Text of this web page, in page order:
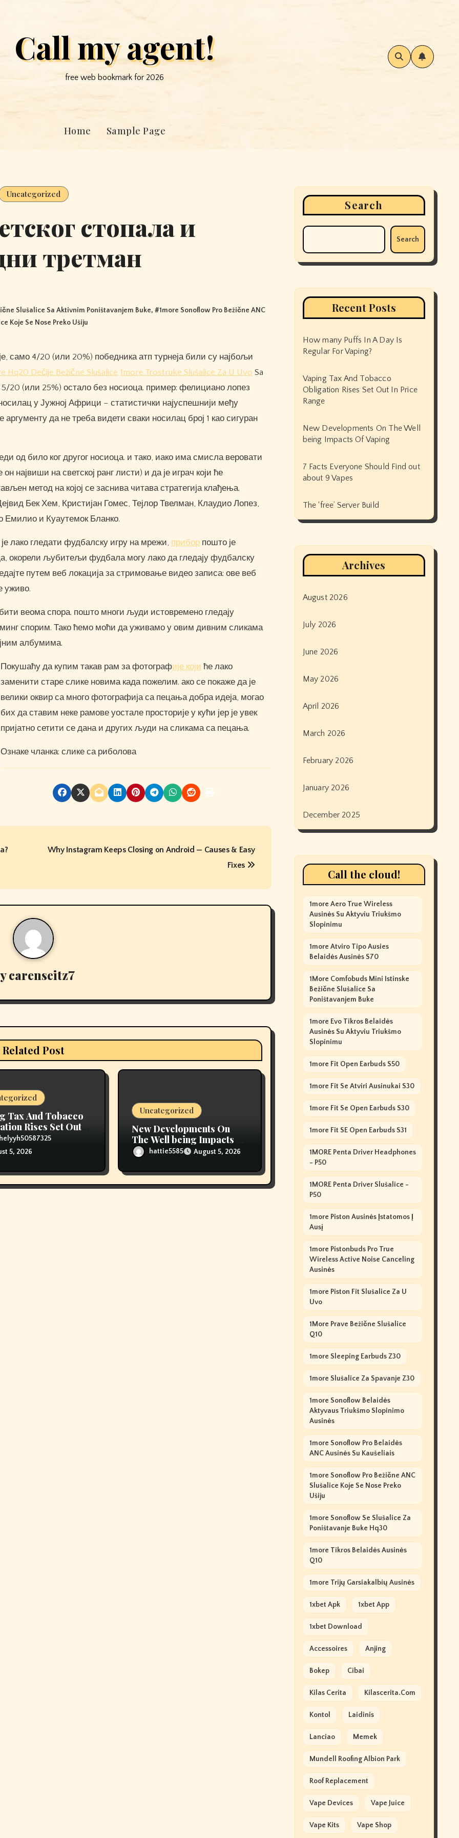
Call my agent!
free web bookmark for 2026
Home Sample Page
Uncategorized
стопала и
третман
Slušalice Sa Aktivnim Poništavanjem Buke, #1more Sonoflow Pro Bežične ANC
Koje Se Nose Preko Ušiju
Hq20 Dečije Bežične Slušalice 1more Trostruke Slušalice Za U Uvo Sa
20 (или 25%) остало без носиоца. пример: фелициано лопез
у Јужној Африци – статистички најуспешнији међу
да не треба видети сваки носилац број 1 као сигуран
од било ког другог носиоца. и тако, иако има смисла веровати
највиши на светској ранг листи) и да је играч који ће
метод на којој се заснива читава стратегија клађења.
Бек Хем, Кристијан Гомес, Тејлор Твелман, Клаудио Лопез,
Емилио и Куаутемок Бланко.
лако гледати фудбалску игру на мрежи, прибор пошто је
окорели љубитељи фудбала могу лако да гледају фудбалску
путем веб локација за стримовање видео записа: ове веб
уживо.
веома спора. пошто многи људи истовремено гледају
спорим. Тако ћемо моћи да уживамо у овим дивним сликама
албумима.
Покушаћу да купим такав рам за фотографије који ће лако
заменити старе слике новима када пожелим. ако се покаже да је
велики оквир са много фотографија са пецања добра идеја, могао
бих да ставим неке рамове уостале просторије у кући јер је увек
пријатно сетити се дана и других људи на сликама са пецања.
Ознаке чланка: слике са риболова
Why Instagram Keeps Closing on Android — Causes & Easy
Fixes
carenseitz7
Related Post
Tax And Tobacco
Rises Set Out
Range
5, 2026
Uncategorized
New Developments On
The Well being Impacts Of
Vapinghattie5585 August 5, 2026
Search
Search
Recent Posts
How many Puffs In A Day Is
Regular For Vaping?
Vaping Tax And Tobacco
Obligation Rises Set Out In Price
Range
New Developments On The Well
being Impacts Of Vaping
7 Facts Everyone Should Find out
about 9 Vapes
The ‘free’ Server Build
Archives
August 2026
July 2026
June 2026
May 2026
April 2026
March 2026
February 2026
January 2026
December 2025
Call the cloud!
1more Aero True Wireless
Ausinės Su Aktyviu Triukšmo
Slopinimu
1more Atviro Tipo Ausies
Belaidės Ausinės S70
1More Comfobuds Mini Istinske
Bežične Slušalice Sa
Poništavanjem Buke
1more Evo Tikros Belaidės
Ausinės Su Aktyviu Triukšmo
Slopinimu
1more Fit Open Earbuds S50
1more Fit Se Atviri Ausinukai S30
1more Fit Se Open Earbuds S30
1more Fit SE Open Earbuds S31
1MORE Penta Driver Headphones
- P50
1MORE Penta Driver Slušalice -
P50
1more Piston Ausinės Įstatomos Į
Ausį
1more Pistonbuds Pro True
Wireless Active Noise Canceling
Ausinės
1more Piston Fit Slušalice Za U
Uvo
1More Prave Bežične Slušalice
Q10
1more Sleeping Earbuds Z30
1more Slušalice Za Spavanje Z30
1more Sonoflow Belaidės
Aktyvaus Triukšmo Slopinimo
Ausinės
1more Sonoflow Pro Belaidės
ANC Ausinės Su Kaušeliais
1more Sonoflow Pro Bežične ANC
Slušalice Koje Se Nose Preko
Ušiju
1more Sonoflow Se Slušalice Za
Poništavanje Buke Hq30
1more Tikros Belaidės Ausinės
Q10
1more Trijų Garsiakalbių Ausinės
1xbet Apk 1xbet App
1xbet Download
Accessoires Anjing
Bokep Cibai
Kilas Cerita Kilascerita.com
Kontol Laidinis
Lanciao Memek
Mundell Roofing Albion Park
Roof Replacement
Vape Devices Vape Juice
Vape Kits Vape Shop